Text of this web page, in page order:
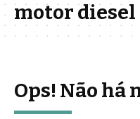
motor diesel
Ops! Não há